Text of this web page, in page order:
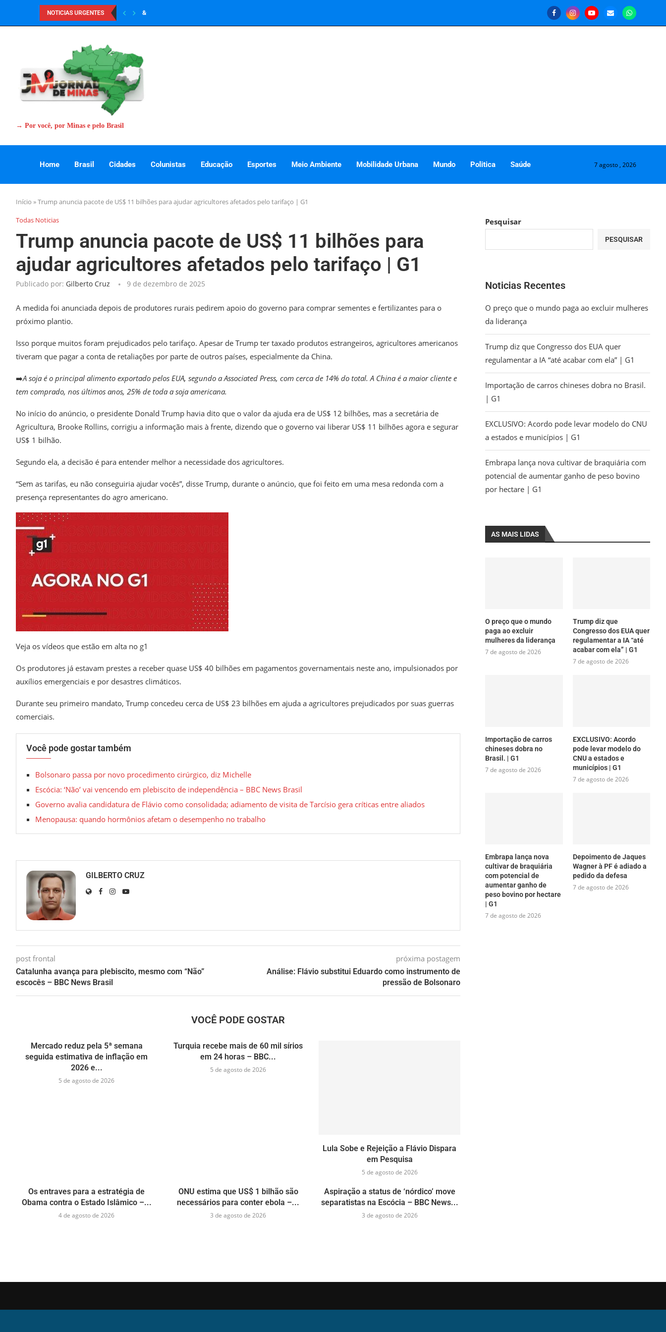
NOTICIAS URGENTES &
→ Por você, por Minas e pelo Brasil
Home Brasil Cidades Colunistas Educação Esportes Meio Ambiente Mobilidade Urbana Mundo Politica Saúde 7 agosto , 2026
Início »Trump anuncia pacote de US$ 11 bilhões para ajudar agricultores afetados pelo tarifaço | G1
Todas Noticias
Trump anuncia pacote de US$ 11 bilhões para
ajudar agricultores afetados pelo tarifaço | G1
Publicado por: Gilberto Cruz 9 de dezembro de 2025
A medida foi anunciada depois de produtores rurais pedirem apoio do governo para comprar sementes e fertilizantes para o
próximo plantio.
Isso porque muitos foram prejudicados pelo tarifaço. Apesar de Trump ter taxado produtos estrangeiros, agricultores americanos
tiveram que pagar a conta de retaliações por parte de outros países, especialmente da China.
➡️A soja é o principal alimento exportado pelos EUA, segundo a Associated Press, com cerca de 14% do total. A China é a maior cliente e
tem comprado, nos últimos anos, 25% de toda a soja americana.
No início do anúncio, o presidente Donald Trump havia dito que o valor da ajuda era de US$ 12 bilhões, mas a secretária de
Agricultura, Brooke Rollins, corrigiu a informação mais à frente, dizendo que o governo vai liberar US$ 11 bilhões agora e segurar
US$ 1 bilhão.
Segundo ela, a decisão é para entender melhor a necessidade dos agricultores.
“Sem as tarifas, eu não conseguiria ajudar vocês”, disse Trump, durante o anúncio, que foi feito em uma mesa redonda com a
presença representantes do agro americano.
Veja os vídeos que estão em alta no g1
Os produtores já estavam prestes a receber quase US$ 40 bilhões em pagamentos governamentais neste ano, impulsionados por
auxílios emergenciais e por desastres climáticos.
Durante seu primeiro mandato, Trump concedeu cerca de US$ 23 bilhões em ajuda a agricultores prejudicados por suas guerras
comerciais.
Você pode gostar também
Bolsonaro passa por novo procedimento cirúrgico, diz Michelle
Escócia: ‘Não’ vai vencendo em plebiscito de independência – BBC News Brasil
Governo avalia candidatura de Flávio como consolidada; adiamento de visita de Tarcísio gera críticas entre aliados
Menopausa: quando hormônios afetam o desempenho no trabalho
GILBERTO CRUZ
post frontal
Catalunha avança para plebiscito, mesmo com “Não”
escocês – BBC News Brasil
próxima postagem
Análise: Flávio substitui Eduardo como instrumento de
pressão de Bolsonaro
VOCÊ PODE GOSTAR
Mercado reduz pela 5ª semana
seguida estimativa de inflação em
2026 e...
5 de agosto de 2026
Turquia recebe mais de 60 mil sírios
em 24 horas – BBC...
5 de agosto de 2026
Lula Sobe e Rejeição a Flávio Dispara
em Pesquisa
5 de agosto de 2026
Os entraves para a estratégia de
Obama contra o Estado Islâmico –...
4 de agosto de 2026
ONU estima que US$ 1 bilhão são
necessários para conter ebola –...
3 de agosto de 2026
Aspiração a status de ‘nórdico’ move
separatistas na Escócia – BBC News...
3 de agosto de 2026
Pesquisar
PESQUISAR
Noticias Recentes
O preço que o mundo paga ao excluir mulheres
da liderança
Trump diz que Congresso dos EUA quer
regulamentar a IA “até acabar com ela” | G1
Importação de carros chineses dobra no Brasil.
| G1
EXCLUSIVO: Acordo pode levar modelo do CNU
a estados e municípios | G1
Embrapa lança nova cultivar de braquiária com
potencial de aumentar ganho de peso bovino
por hectare | G1
AS MAIS LIDAS
O preço que o mundo
paga ao excluir
mulheres da liderança
7 de agosto de 2026
Trump diz que
Congresso dos EUA quer
regulamentar a IA “até
acabar com ela” | G1
7 de agosto de 2026
Importação de carros
chineses dobra no
Brasil. | G1
7 de agosto de 2026
EXCLUSIVO: Acordo
pode levar modelo do
CNU a estados e
municípios | G1
7 de agosto de 2026
Embrapa lança nova
cultivar de braquiária
com potencial de
aumentar ganho de
peso bovino por hectare
| G1
7 de agosto de 2026
Depoimento de Jaques
Wagner à PF é adiado a
pedido da defesa
7 de agosto de 2026